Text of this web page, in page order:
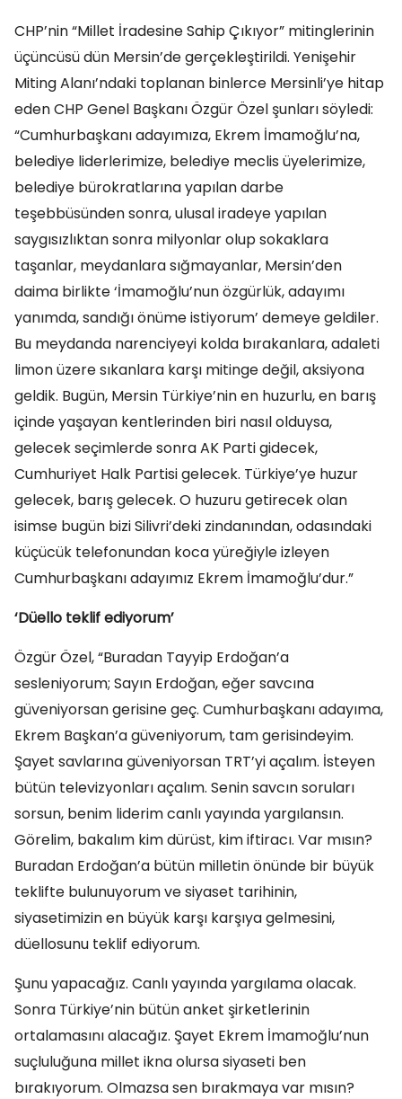
CHP’nin “Millet İradesine Sahip Çıkıyor” mitinglerinin
üçüncüsü dün Mersin’de gerçekleştirildi. Yenişehir
Miting Alanı’ndaki toplanan binlerce Mersinli’ye hitap
eden CHP Genel Başkanı Özgür Özel şunları söyledi:
“Cumhurbaşkanı adayımıza, Ekrem İmamoğlu’na,
belediye liderlerimize, belediye meclis üyelerimize,
belediye bürokratlarına yapılan darbe
teşebbüsünden sonra, ulusal iradeye yapılan
saygısızlıktan sonra milyonlar olup sokaklara
taşanlar, meydanlara sığmayanlar, Mersin’den
daima birlikte ‘İmamoğlu’nun özgürlük, adayımı
yanımda, sandığı önüme istiyorum’ demeye geldiler.
Bu meydanda narenciyeyi kolda bırakanlara, adaleti
limon üzere sıkanlara karşı mitinge değil, aksiyona
geldik. Bugün, Mersin Türkiye’nin en huzurlu, en barış
içinde yaşayan kentlerinden biri nasıl olduysa,
gelecek seçimlerde sonra AK Parti gidecek,
Cumhuriyet Halk Partisi gelecek. Türkiye’ye huzur
gelecek, barış gelecek. O huzuru getirecek olan
isimse bugün bizi Silivri’deki zindanından, odasındaki
küçücük telefonundan koca yüreğiyle izleyen
Cumhurbaşkanı adayımız Ekrem İmamoğlu’dur.”
‘Düello teklif ediyorum’
Özgür Özel, “Buradan Tayyip Erdoğan’a
sesleniyorum; Sayın Erdoğan, eğer savcına
güveniyorsan gerisine geç. Cumhurbaşkanı adayıma,
Ekrem Başkan’a güveniyorum, tam gerisindeyim.
Şayet savlarına güveniyorsan TRT’yi açalım. İsteyen
bütün televizyonları açalım. Senin savcın soruları
sorsun, benim liderim canlı yayında yargılansın.
Görelim, bakalım kim dürüst, kim iftiracı. Var mısın?
Buradan Erdoğan’a bütün milletin önünde bir büyük
teklifte bulunuyorum ve siyaset tarihinin,
siyasetimizin en büyük karşı karşıya gelmesini,
düellosunu teklif ediyorum.
Şunu yapacağız. Canlı yayında yargılama olacak.
Sonra Türkiye’nin bütün anket şirketlerinin
ortalamasını alacağız. Şayet Ekrem İmamoğlu’nun
suçluluğuna millet ikna olursa siyaseti ben
bırakıyorum. Olmazsa sen bırakmaya var mısın?